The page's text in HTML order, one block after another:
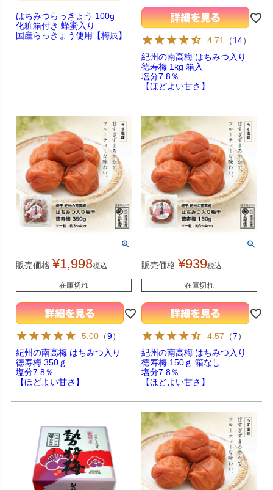
はちみつらっきょう 100g
化粧箱付き 蜂蜜入り
国産らっきょう使用【梅辰】
4.71 （14）
紀州の南高梅 はちみつ入り
徳寿梅 1kg 箱入
塩分7.8％
【ほどよい甘さ】
販売価格 ¥1,998税込
在庫切れ
5.00 （9）
紀州の南高梅 はちみつ入り
徳寿梅 350ｇ
塩分7.8％
【ほどよい甘さ】
販売価格 ¥939税込
在庫切れ
4.57 （7）
紀州の南高梅 はちみつ入り
徳寿梅 150ｇ 箱なし
塩分7.8％
【ほどよい甘さ】